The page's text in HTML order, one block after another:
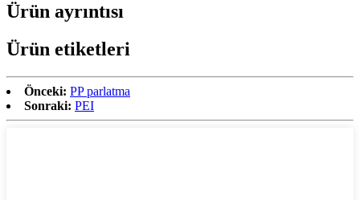
Ürün ayrıntısı
Ürün etiketleri
Önceki: PP parlatma
Sonraki: PEI